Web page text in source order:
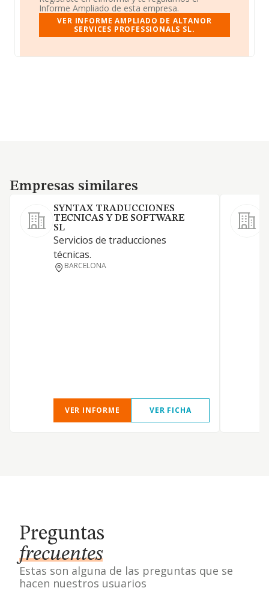
Informe Ampliado de esta empresa.
VER INFORME AMPLIADO DE ALTANOR
SERVICES PROFESSIONALS SL.
Empresas similares
Empresas similares
SYNTAX TRADUCCIONES
TECNICAS Y DE SOFTWARE
SL
Servicios de traducciones
técnicas.
BARCELONA
VER INFORME VER FICHA
Preguntas
frecuentes
Estas son alguna de las preguntas que se
hacen nuestros usuarios